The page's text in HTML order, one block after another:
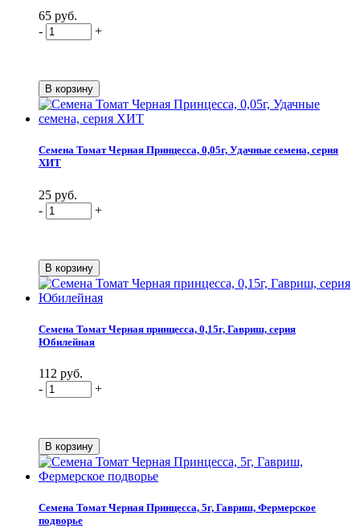
65 руб.
-
+
Семена Томат Черная Принцесса, 0,05г, Удачные семена, серия
ХИТ
25 руб.
-
+
Семена Томат Черная принцесса, 0,15г, Гавриш, серия
Юбилейная
112 руб.
-
+
Семена Томат Черная Принцесса, 5г, Гавриш, Фермерское
подворье